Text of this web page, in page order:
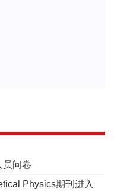
员问卷
Physics期刊进入